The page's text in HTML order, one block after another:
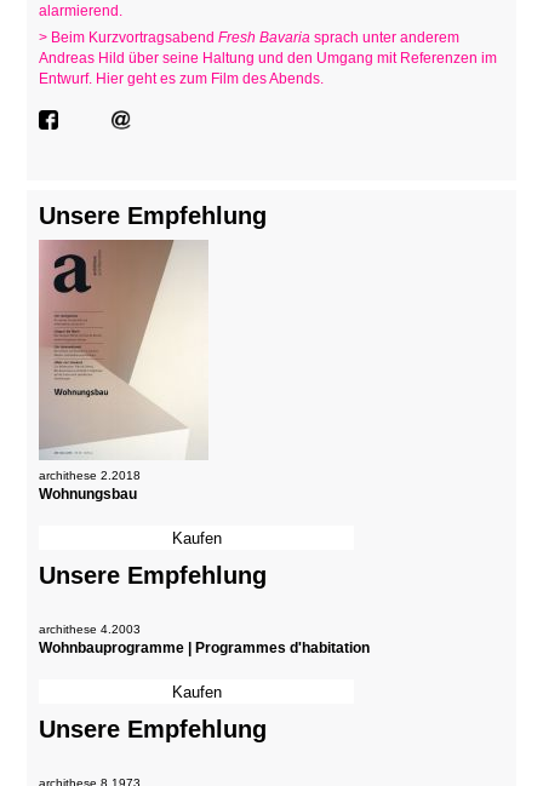
alarmierend.
> Beim KurzvortragsabendFresh Bavaria sprach unter anderem
Andreas Hild über seine Haltung und den Umgang mit Referenzen im
Entwurf. Hier geht es zum Film des Abends.
Unsere Empfehlung
archithese 2.2018
Wohnungsbau
Unsere Empfehlung
archithese 4.2003
Wohnbauprogramme | Programmes d'habitation
Unsere Empfehlung
archithese 8.1973